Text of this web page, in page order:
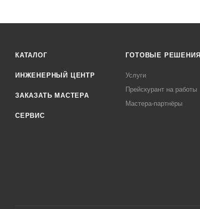
КАТАЛОГ
ИНЖЕНЕРНЫЙ ЦЕНТР
ЗАКАЗАТЬ МАСТЕРА
СЕРВИС
ГОТОВЫЕ РЕШЕНИЯ
Услуги
Прейскурант на работы
Мастера-партнёры